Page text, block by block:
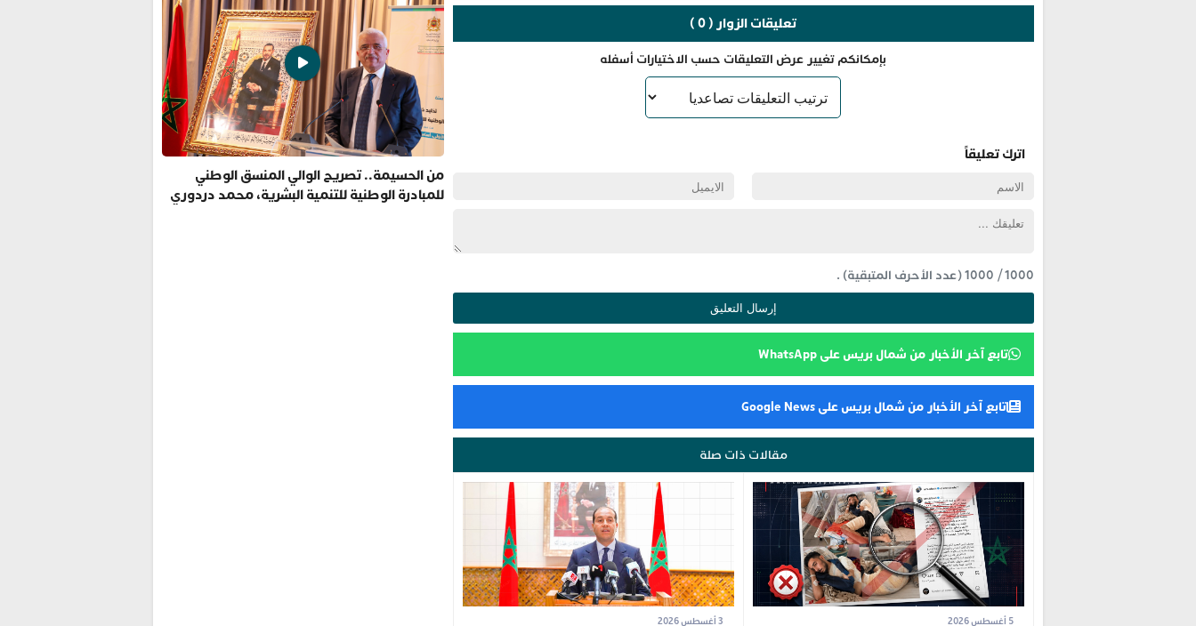
تعليقات الزوار ( 0 )
بإمكانكم تغيير عرض التعليقات حسب الاختيارات أسفله
اترك تعليقاً
1000
/
1000(عدد الأحرف المتبقية) .
تابع آخر الأخبار من شمال بريس على WhatsApp
تابع آخر الأخبار من شمال بريس على Google News
مقالات ذات صلة
من الحسيمة.. تصريح الوالي المنسق الوطني
للمبادرة الوطنية للتنمية البشرية، محمد دردوري